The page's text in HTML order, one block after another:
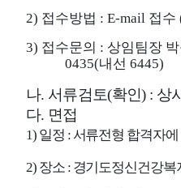
2) 접수방법 : E-mail 접수
3) 접수문의 : 상임팀장
0435(내선 6445)
나. 서류검토(확인) : 상
다. 면접
1) 일정 : 서류전형 합격자
2) 장소 : 경기도정신건강복